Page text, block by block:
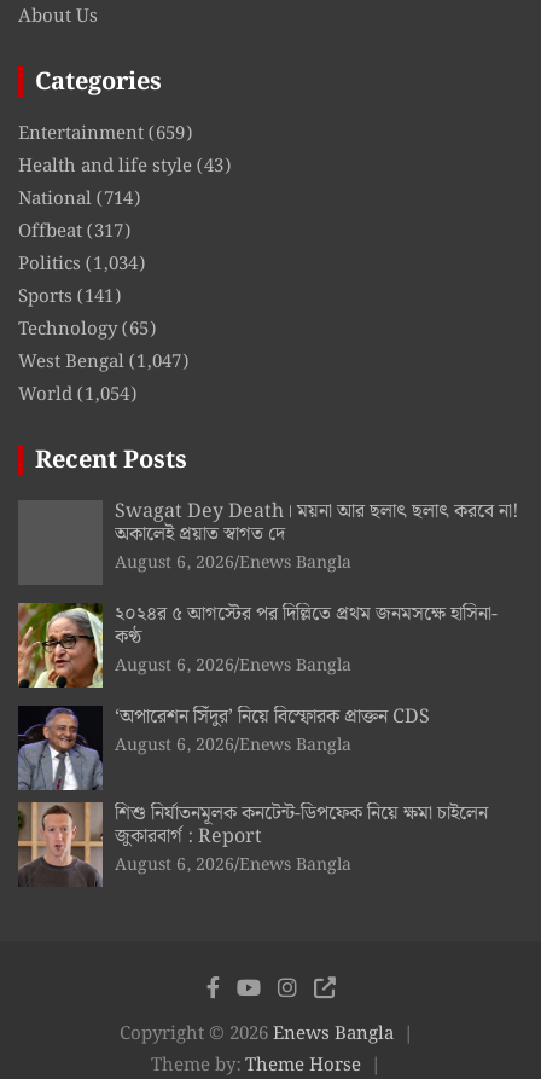
About Us
Categories
Entertainment(659)
Health and life style(43)
National(714)
Offbeat(317)
Politics (1,034)
Sports (141)
Technology(65)
West Bengal(1,047)
World(1,054)
Recent Posts
Swagat Dey Death। ময়না আর ছলাৎ ছলাৎ করবে না!
অকালেই প্রয়াত স্বাগত দে
August 6, 2026 Enews Bangla
২০২৪র ৫ আগস্টের পর দিল্লিতে প্রথম জনমসক্ষে হাসিনা-
কণ্ঠ
August 6, 2026 Enews Bangla
‘অপারেশন সিঁদুর’ নিয়ে বিস্ফোরক প্রাক্তন CDS
August 6, 2026 Enews Bangla
শিশু নির্যাতনমূলক কনটেন্ট-ডিপফেক নিয়ে ক্ষমা চাইলেন
জুকারবার্গ : Report
August 6, 2026 Enews Bangla
Copyright © 2026Enews Bangla
Theme by:Theme Horse